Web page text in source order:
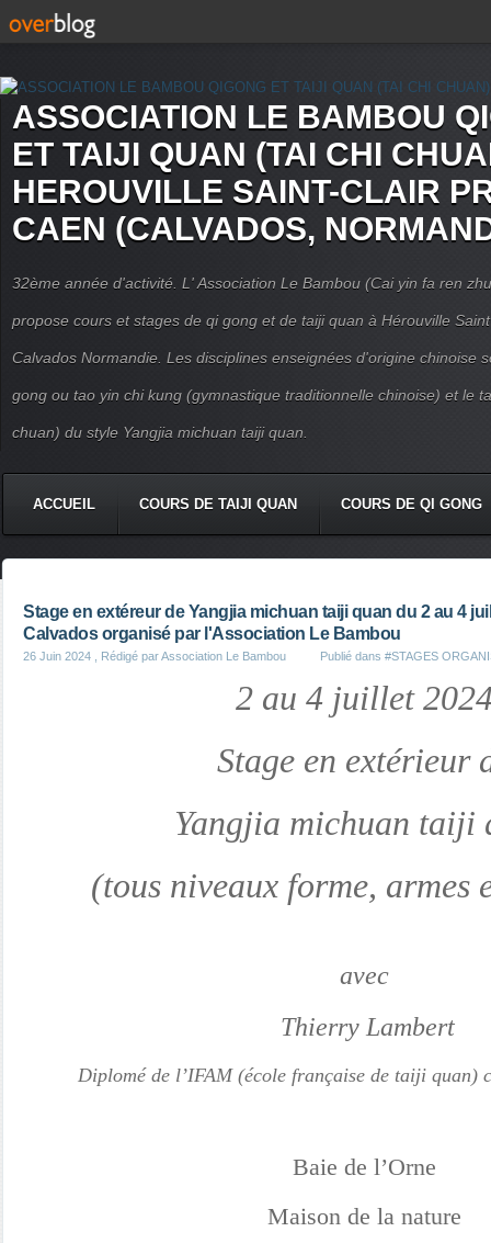
ASSOCIATION LE BAMBOU
ET TAIJI QUAN (TAI CHI
HEROUVILLE SAINT-CLAIR
CAEN (CALVADOS,
32ème année d'activité. L' Association Le Bambou (Cai yin fa ren
propose cours et stages de qi gong et de taiji quan à Hérouville
Calvados Normandie. Les disciplines enseignées d'origine chinoise
gong ou tao yin chi kung (gymnastique traditionnelle chinoise) et le
chuan) du style Yangjia michuan taiji quan.
ACCUEIL COURS DE TAIJI QUAN COURS DE QI GONG
Stage en extéreur de Yangjia michuan taiji quan du 2 au 4
Calvados organisé par l'Association Le Bambou
26 Juin 2024 , Rédigé par Association Le Bambou Publié dans #STAGES
2 au 4 juillet
Stage en extérieur
Yangjia michuan taiji
(tous niveaux forme, armes
avec
Thierry Lambert
Diplomé de l’IFAM (école française de taiji quan)
Baie de l’Orne
Maison de la nature